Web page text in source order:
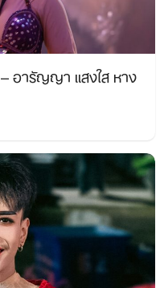
อารัญญา แสงใส หาง